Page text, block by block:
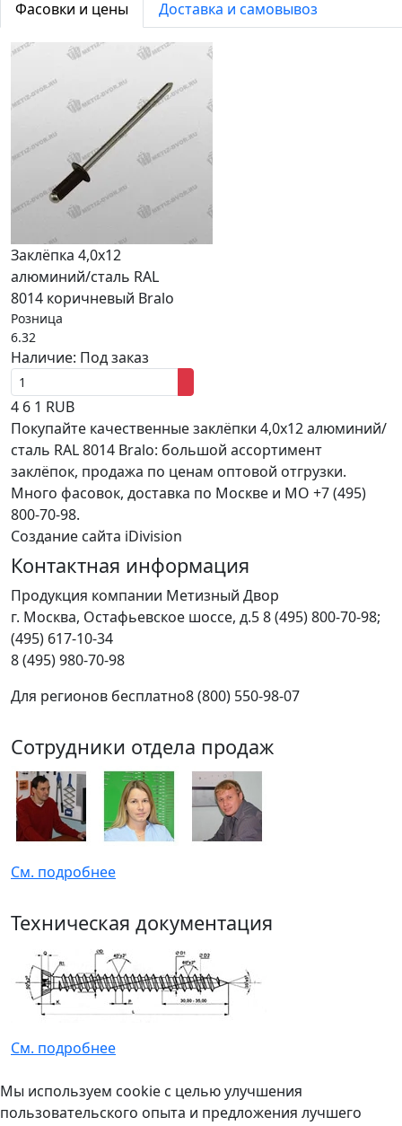
Фасовки и цены Доставка и самовывоз
Заклёпка 4,0х12
алюминий/сталь RAL
8014 коричневый Bralo
Розница
6.32
Наличие: Под заказ
4 6 1 RUB
Покупайте качественные заклёпки 4,0х12 алюминий/
сталь RAL 8014 Bralo: большой ассортимент
заклёпок, продажа по ценам оптовой отгрузки.
Много фасовок, доставка по Москве и МО +7 (495)
800-70-98.
Создание сайта iDivision
Контактная информация
Продукция компании Метизный Двор
г. Москва, Остафьевское шоссе, д.58 (495) 800-70-98;
(495) 617-10-34
8 (495) 980-70-98
Для регионов бесплатно8 (800) 550-98-07
Сотрудники отдела продаж
См. подробнее
Техническая документация
См. подробнее
Мы используем cookie с целью улучшения
пользовательского опыта и предложения лучшего